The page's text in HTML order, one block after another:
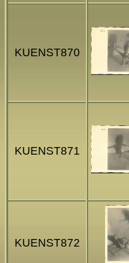
KUENST870
KUENST871
KUENST872